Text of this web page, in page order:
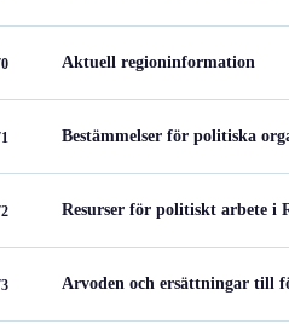
Aktuell regioninformation
Bestämmelser för politiska
Resurser för politiskt arbete i
Arvoden och ersättningar till